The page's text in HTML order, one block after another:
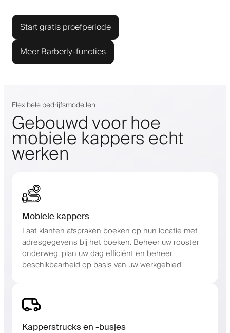
Start gratis proefperiode
Meer Barberly-functies
Flexibele bedrijfsmodellen
Gebouwd voor hoe
mobiele kappers echt
werken
Mobiele kappers
Laat klanten afspraken boeken op hun locatie met
adresgegevens bij het boeken. Beheer uw rooster
onderweg, plan uw dag efficiënt en beheer
beschikbaarheid op basis van uw werkgebied.
Kapperstrucks en -busjes